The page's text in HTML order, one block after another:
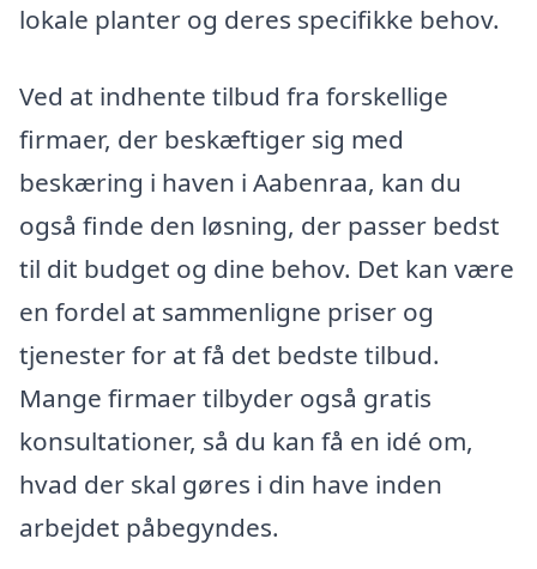
lokale planter og deres specifikke behov.
Ved at indhente tilbud fra forskellige
firmaer, der beskæftiger sig med
beskæring i haven i Aabenraa, kan du
også finde den løsning, der passer bedst
til dit budget og dine behov. Det kan være
en fordel at sammenligne priser og
tjenester for at få det bedste tilbud.
Mange firmaer tilbyder også gratis
konsultationer, så du kan få en idé om,
hvad der skal gøres i din have inden
arbejdet påbegyndes.